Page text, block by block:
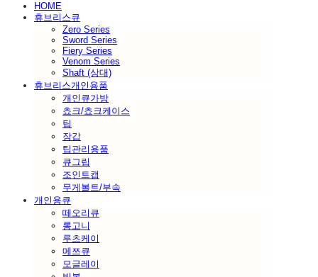
HOME
휴브리스큐
Zero Series
Sword Series
Fiery Series
Venom Series
Shaft (상대)
휴브리스개인용품
개인큐가방
쵸크/쵸크케이스
팁
장갑
팁관리용품
큐그립
조인트캡
무게볼트/부속
개인용큐
떼오리큐
롱고니
루츠케이
메쯔큐
모글레이